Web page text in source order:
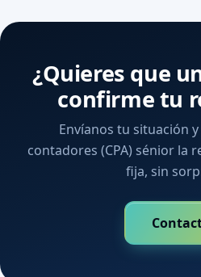
¿Quieres que
confirme tu
Envíanos tu situación
contadores (CPA) sénior la
fija, sin